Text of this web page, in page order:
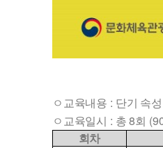
ㅇ교육내용 : 단기 속
ㅇ교육일시 : 총8회
회차